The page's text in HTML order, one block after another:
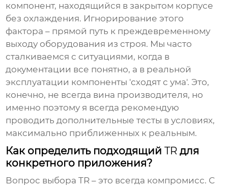
компонент, находящийся в закрытом корпусе
без охлаждения. Игнорирование этого
фактора – прямой путь к преждевременному
выходу оборудования из строя. Мы часто
сталкиваемся с ситуациями, когда в
документации все понятно, а в реальной
эксплуатации компоненты 'сходят с ума'. Это,
конечно, не всегда вина производителя, но
именно поэтому я всегда рекомендую
проводить дополнительные тесты в условиях,
максимально приближенных к реальным.
Как определить подходящийTR для
конкретного приложения?
Вопрос выбораTR – это всегда компромисс. С